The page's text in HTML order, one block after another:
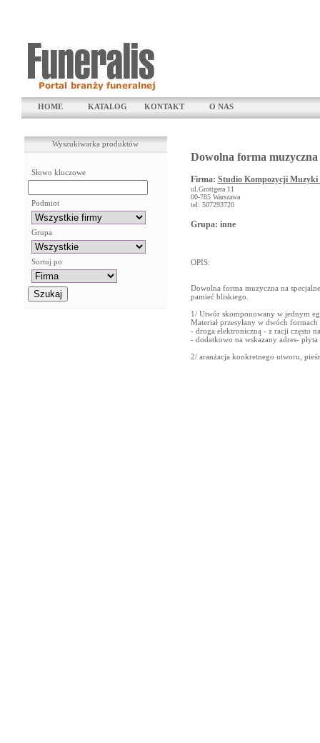
HOME KATALOG KONTAKT O NAS
Wyszukiwarka produktów
Słowo kluczowe
Podmiot
Grupa
Sortuj po
Dowolna forma muzyczna
Firma: Studio Kompozycji Muzyki
ul.Grottgera 11
00-785 Warszawa
tel: 507293720
Grupa: inne
OPIS:
Dowolna forma muzyczna na
pamieć bliskiego.
1/ Utwór skomponowany w jednym
Materiał przesyłany w dwóch formach
- droga elektroniczną - z racji często
- dodatkowo na wskazany adres-
2/ aranżacja konkretnego utworu,